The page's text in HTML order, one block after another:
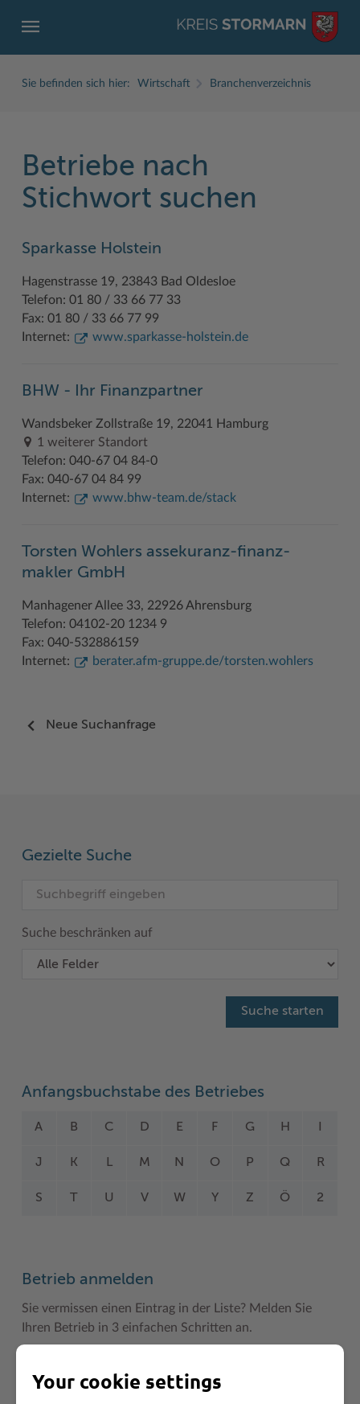
Ämter, Einrichtungen
Bürgerportal Stormarn ↗
Führerscheine
Formulare & Dokumente
Kontakt / Öffnungszeiten
Leistungen
Wunsch-Kennzeichen ↗
Zuständigkeitsfinder SH ↗
Amtliche Bekanntmachungen
Ausschreibungen
Baustellen in Stormarn
Bildungskommune
Klimaanpassungskonzept
Lokales Wetter
Stellenangebote
Stormarninfo
Fachbereiche
Interessantes in und aus Stormarn
Kreis Stormarn Porträt
Kreiskarte
Kreistag Sitzungskalender
Landrat
Wahlen im Kreis
Wappen und Geschichte
Ausbildung beim Kreis Stormarn
Der Kreis als Arbeitgeber
Ihre Bewerbung
Initiativbewerbungen Verwaltung
Weiterbildung beim Kreis Stormarn
Beruf und Familie im Hansebelt
Branchenverzeichnis
EG-Dienstleistungsrichtlinie (EG-DLRL)
Handwerk für nachhaltiges Wirtschaften
Stormarner Bündnis für bezahlbares Wohnen
Zahlen, Daten, Fakten
BahnRadWege
Frei- und Hallenbäder
Herrenhäuser
Kultur
Naturschutzgebiete
Storchenhorste
Umlandscout Hamburg
Vereine und Gruppen
Sie befinden sich hier: Wirtschaft Branchenverzeichnis
Betriebe nach
Stichwort suchen
Sparkasse Holstein
Hagenstrasse 19, 23843 Bad Oldesloe
Telefon: 01 80 / 33 66 77 33
Fax: 01 80 / 33 66 77 99
Internet:
www.sparkasse-holstein.de
BHW - Ihr Finanzpartner
Wandsbeker Zollstraße 19, 22041 Hamburg
1 weiterer Standort
Telefon: 040-67 04 84-0
Fax: 040-67 04 84 99
Internet:
www.bhw-team.de/stack
Torsten Wohlers assekuranz-finanz-
makler GmbH
Manhagener Allee 33, 22926 Ahrensburg
Telefon: 04102-20 1234 9
Fax: 040-532886159
Internet:
berater.afm-gruppe.de/torsten.wohlers
Neue Suchanfrage
Gezielte Suche
Suche beschränken auf
Anfangsbuchstabe des Betriebes
A B C D E F G H I
J K L M N O P Q R
S U V W Y Z Ö 2
Betrieb anmelden
Sie vermissen einen Eintrag in der Liste? Melden Sie
Ihren Betrieb in 3 einfachen Schritten an.
Your cookie settings